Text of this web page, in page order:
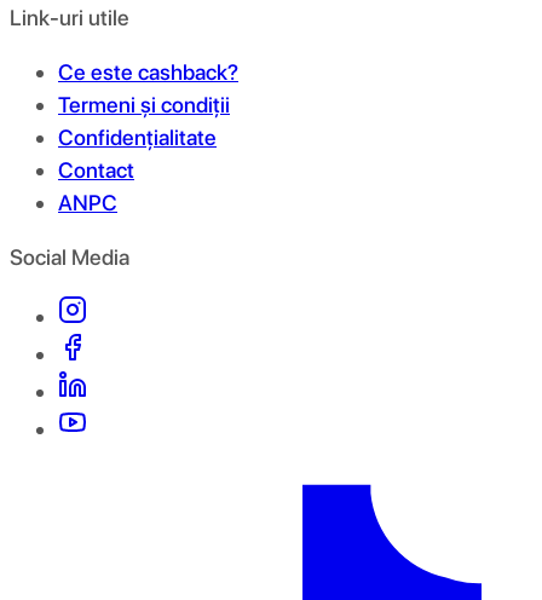
Link-uri utile
Ce este cashback?
Termeni și condiții
Confidențialitate
Contact
ANPC
Social Media